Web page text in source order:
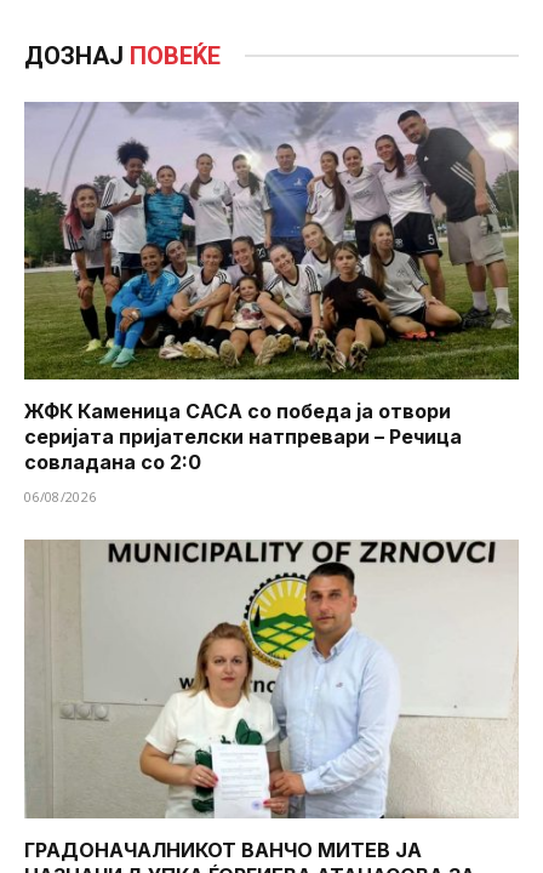
ДОЗНАЈ ПОВЕЌЕ
ЖФК Каменица САСА со победа ја отвори
серијата пријателски натпревари – Речица
совладана со 2:0
06/08/2026
ГРАДОНАЧАЛНИКОТ ВАНЧО МИТЕВ ЈА